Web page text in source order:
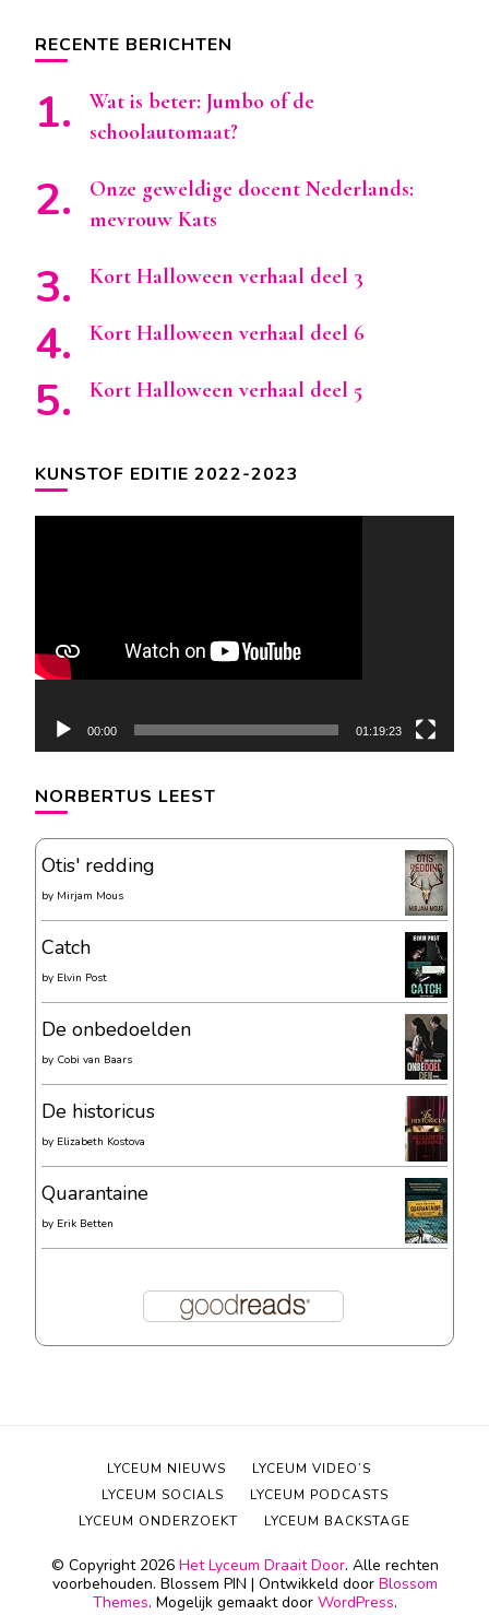
RECENTE BERICHTEN
Wat is beter: Jumbo of de
schoolautomaat?
Onze geweldige docent Nederlands:
mevrouw Kats
Kort Halloween verhaal deel 3
Kort Halloween verhaal deel 6
Kort Halloween verhaal deel 5
KUNSTOF EDITIE 2022-2023
00:00 01:19:23
NORBERTUS LEEST
Otis' redding
by Mirjam Mous
Catch
by Elvin Post
De onbedoelden
by Cobi van Baars
De historicus
by Elizabeth Kostova
Quarantaine
by Erik Betten
© Copyright 2026 Het Lyceum Draait Door. Alle rechten
voorbehouden. Blossem PIN | Ontwikkeld door Blossom
Themes. Mogelijk gemaakt door WordPress.
LYCEUM NIEUWS
LYCEUM VIDEO’S
LYCEUM SOCIALS
LYCEUM PODCASTS
LYCEUM ONDERZOEKT
LYCEUM BACKSTAGE